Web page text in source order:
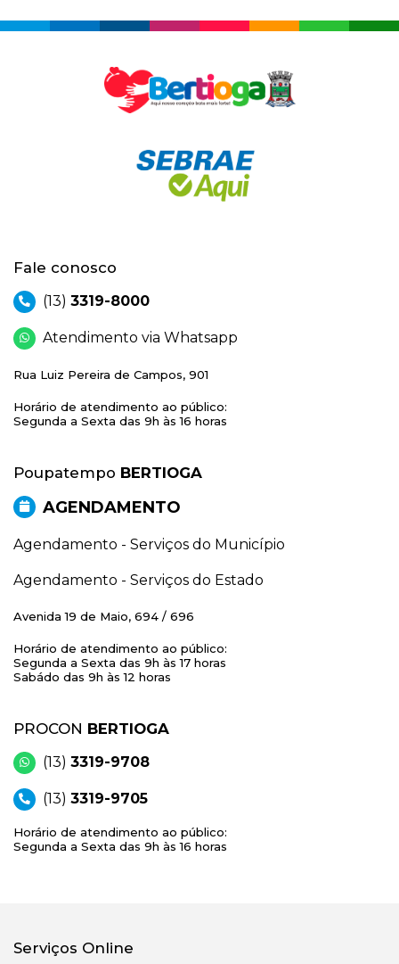
Fale conosco
(13) 3319-8000
Atendimento via Whatsapp
Rua Luiz Pereira de Campos, 901
Horário de atendimento ao público:
Segunda a Sexta das 9h às 16 horas
Poupatempo BERTIOGA
AGENDAMENTO
Agendamento - Serviços do Município
Agendamento - Serviços do Estado
Avenida 19 de Maio, 694 / 696
Horário de atendimento ao público:
Segunda a Sexta das 9h às 17 horas
Sabádo das 9h às 12 horas
PROCON BERTIOGA
(13) 3319-9708
(13) 3319-9705
Horário de atendimento ao público:
Segunda a Sexta das 9h às 16 horas
Serviços Online